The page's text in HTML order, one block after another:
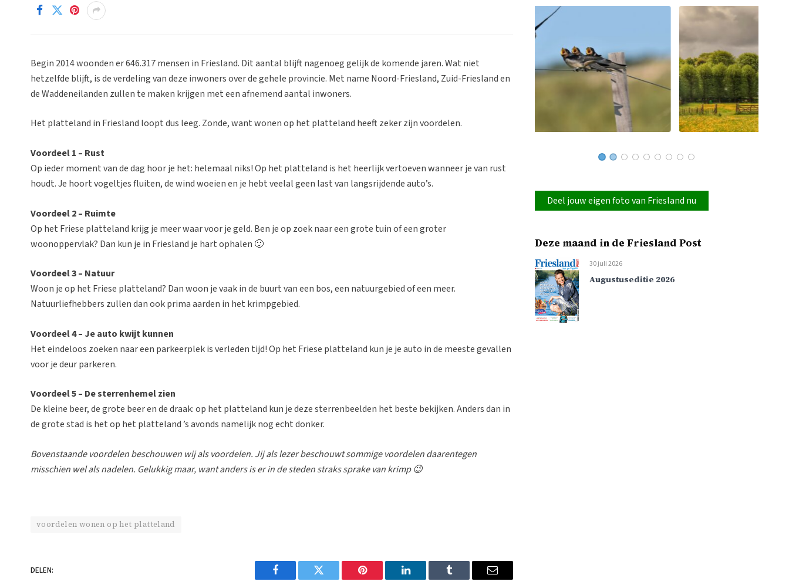
Begin 2014 woonden er 646.317 mensen in Friesland. Dit aantal blijft nagenoeg gelijk de komende jaren. Wat niet
hetzelfde blijft, is de verdeling van deze inwoners over de gehele provincie. Met name Noord-Friesland, Zuid-Friesland en
de Waddeneilanden zullen te maken krijgen met een afnemend aantal inwoners.
Het platteland in Friesland loopt dus leeg. Zonde, want wonen op het platteland heeft zeker zijn voordelen.
Voordeel 1 – Rust
Op ieder moment van de dag hoor je het: helemaal niks! Op het platteland is het heerlijk vertoeven wanneer je van rust
houdt. Je hoort vogeltjes fluiten, de wind woeien en je hebt veelal geen last van langsrijdende auto’s.
Voordeel 2 – Ruimte
Op het Friese platteland krijg je meer waar voor je geld. Ben je op zoek naar een grote tuin of een groter
woonoppervlak? Dan kun je in Friesland je hart ophalen 🙂
Voordeel 3 – Natuur
Woon je op het Friese platteland? Dan woon je vaak in de buurt van een bos, een natuurgebied of een meer.
Natuurliefhebbers zullen dan ook prima aarden in het krimpgebied.
Voordeel 4 – Je auto kwijt kunnen
Het eindeloos zoeken naar een parkeerplek is verleden tijd! Op het Friese platteland kun je je auto in de meeste gevallen
voor je deur parkeren.
Voordeel 5 – De sterrenhemel zien
De kleine beer, de grote beer en de draak: op het platteland kun je deze sterrenbeelden het beste bekijken. Anders dan in
de grote stad is het op het platteland ’s avonds namelijk nog echt donker.
Bovenstaande voordelen beschouwen wij als voordelen. Jij als lezer beschouwt sommige voordelen daarentegen
misschien wel als nadelen. Gelukkig maar, want anders is er in de steden straks sprake van krimp 😉
voordelen wonen op het platteland
DELEN:
Facebook Twitter Pinterest LinkedIn Tumblr Email
Deel jouw eigen foto van Friesland nu
Deze maand in de Friesland Post
30 juli 2026
Augustuseditie 2026